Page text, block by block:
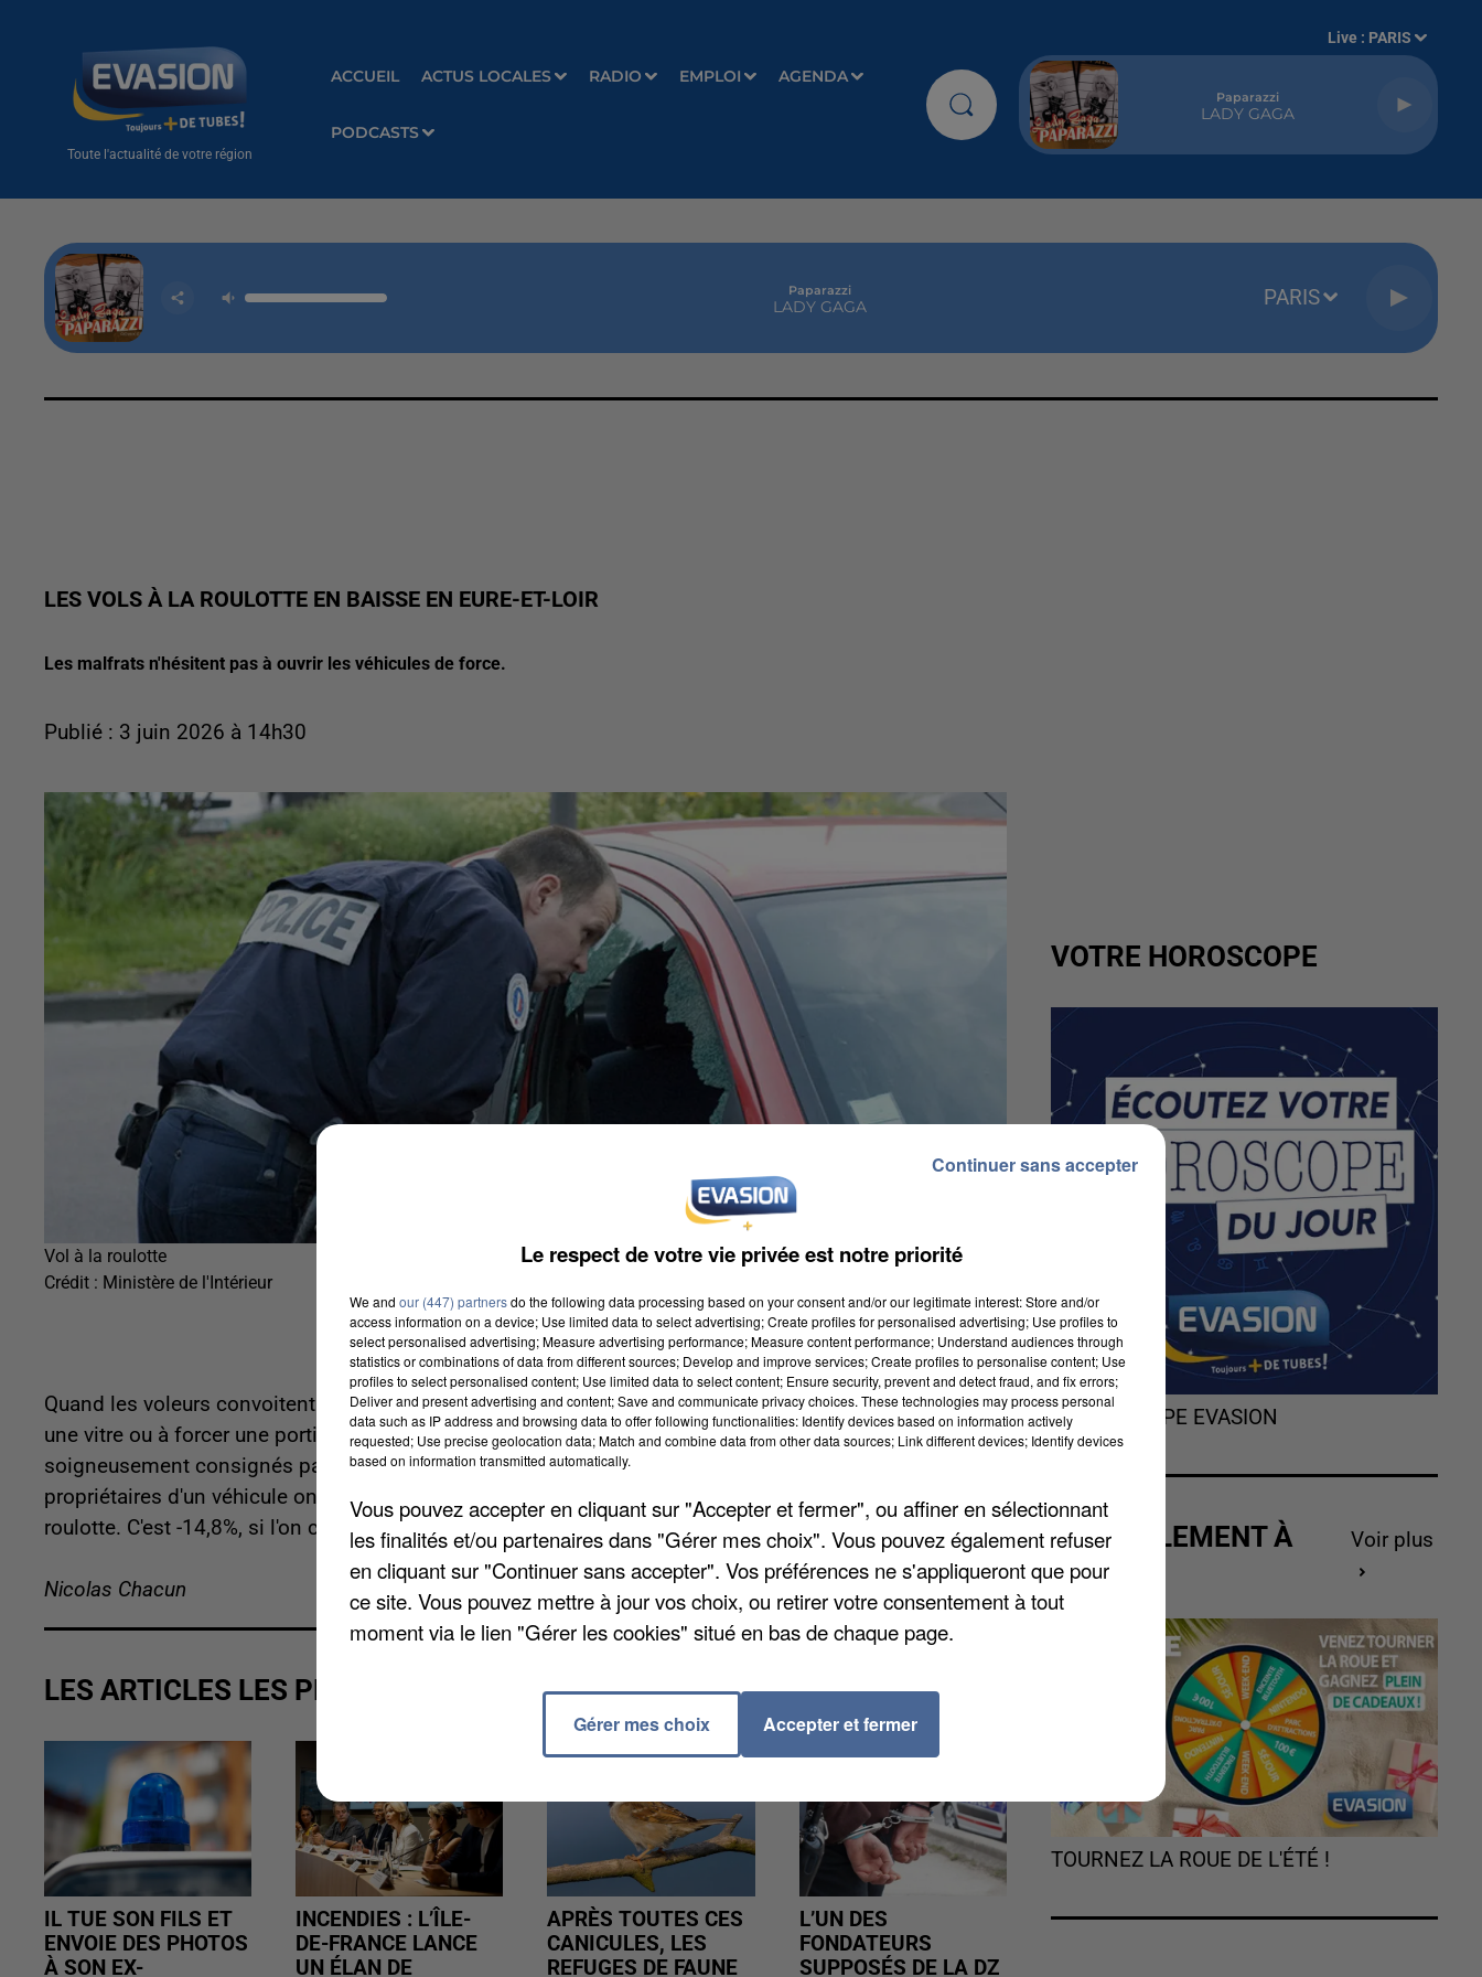
Toute l'actualité de votre région
ACCUEIL ACTUS LOCALES RADIO EMPLOI AGENDA
PODCASTS
Live : PARIS
Paparazzi
LADY GAGA
Paparazzi
LADY GAGA PARIS
LES VOLS À LA ROULOTTE EN BAISSE EN EURE-ET-LOIR
Les malfrats n'hésitent pas à ouvrir les véhicules de force.
Publié : 3 juin 2026 à 14h30
Vol à la roulotte
Crédit : Ministère de l'Intérieur
Quand les voleurs convoitent un objet qui se trouve dans un véhicule, certains n'hésitent pas à briser
une vitre ou à forcer une portière pour s'en emparer : c'est le vol à la roulotte. Ces faits ont été
soigneusement consignés par les fortes de l'ordre au long de l'année dernière. En Eure-et-Loir, les
propriétaires d'un véhicule ont moins subi ces méfaits l'an dernier. En 2025, il y a eu 720 vols à la
roulotte. C'est -14,8%, si l'on compare avec les larcins du même type l'année précédente.
Nicolas Chacun
LES ARTICLES LES PLUS VUS
IL TUE SON FILS ET
ENVOIE DES PHOTOS
À SON EX-
INCENDIES : L’ÎLE-
DE-FRANCE LANCE
UN ÉLAN DE
APRÈS TOUTES CES
CANICULES, LES
REFUGES DE FAUNE
L’UN DES
FONDATEURS
SUPPOSÉS DE LA DZ
VOTRE HOROSCOPE
L'HOROSCOPE EVASION
ACTUELLEMENT À
GAGNER
Voir plus
TOURNEZ LA ROUE DE L'ÉTÉ !
Le respect de votre vie privée est notre priorité
We and our (447) partnersdo the following data processing based on your consent and/or our legitimate interest: Store and/or
access information on a device; Use limited data to select advertising; Create profiles for personalised advertising; Use profiles to
select personalised advertising; Measure advertising performance; Measure content performance; Understand audiences through
statistics or combinations of data from different sources; Develop and improve services; Create profiles to personalise content; Use
profiles to select personalised content; Use limited data to select content; Ensure security, prevent and detect fraud, and fix errors;
Deliver and present advertising and content; Save and communicate privacy choices. These technologies may process personal
data such as IP address and browsing data to offer following functionalities: Identify devices based on information actively
requested; Use precise geolocation data; Match and combine data from other data sources; Link different devices; Identify devices
based on information transmitted automatically.
Vous pouvez accepter en cliquant sur "Accepter et fermer", ou affiner en sélectionnant
les finalités et/ou partenaires dans "Gérer mes choix". Vous pouvez également refuser
en cliquant sur "Continuer sans accepter". Vos préférences ne s'appliqueront que pour
ce site. Vous pouvez mettre à jour vos choix, ou retirer votre consentement à tout
moment via le lien "Gérer les cookies" situé en bas de chaque page.
Gérer mes choix Accepter et fermer
Continuer sans accepter